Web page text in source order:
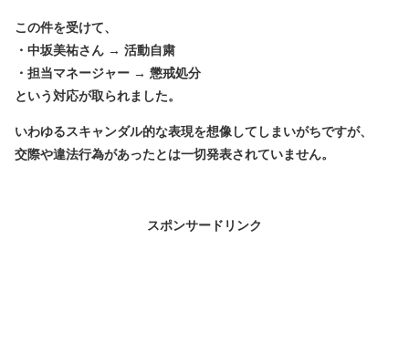
この件を受けて、
・中坂美祐さん → 活動自粛
・担当マネージャー → 懲戒処分
という対応が取られました。
いわゆるスキャンダル的な表現を想像してしまいがちですが、
交際や違法行為があったとは一切発表されていません。
スポンサードリンク